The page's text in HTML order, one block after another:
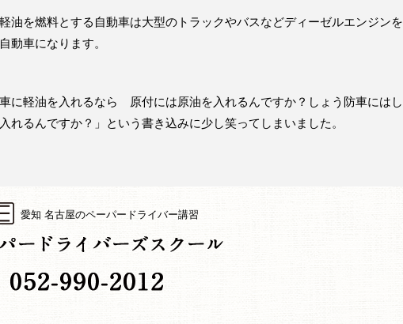
油を燃料とする自動車は大型のトラックやバスなどディーゼルエンジンを
動車になります。
車に軽油を入れるなら 原付には原油を入れるんですか？しょう防車にはし
れるんですか？」という書き込みに少し笑ってしまいました。
愛知 名古屋のペーパードライバー講習